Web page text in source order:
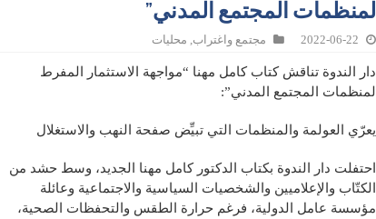
لمنظمات المجتمع المدني”
2022-06-22 مجتمع واغتراب محليات
دار الندوة تناقش كتاب كامل مهنا “مواجهة الاستثمار المفرط
لمنظمات المجتمع المدني”:
يعرّي العولمة والمنظمات التي تبيِّض صفحة النهب والاستغلال
احتفلت دار الندوة بكتاب الدكتور كامل مهنا الجديد، وسط حشد من
الكتّاب والإعلاميين والشخصيات السياسية والاجتماعية وعائلة
مؤسسة عامل الدولية، فرغم حرارة الطقس والتحفظات الصحية،